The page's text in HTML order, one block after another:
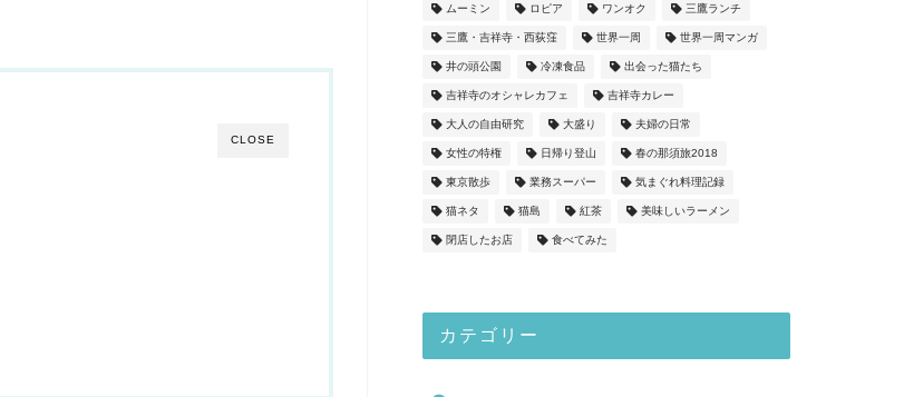
CLOSE
ムーミン ロピア ワンオク 三鷹ランチ
三鷹・吉祥寺・西荻窪 世界一周 世界一周マンガ
井の頭公園 冷凍食品 出会った猫たち
吉祥寺のオシャレカフェ 吉祥寺カレー
大人の自由研究 大盛り 夫婦の日常
女性の特権 日帰り登山 春の那須旅2018
東京散歩 業務スーパー 気まぐれ料理記録
猫ネタ 猫島 紅茶 美味しいラーメン
閉店したお店 食べてみた
カテゴリー